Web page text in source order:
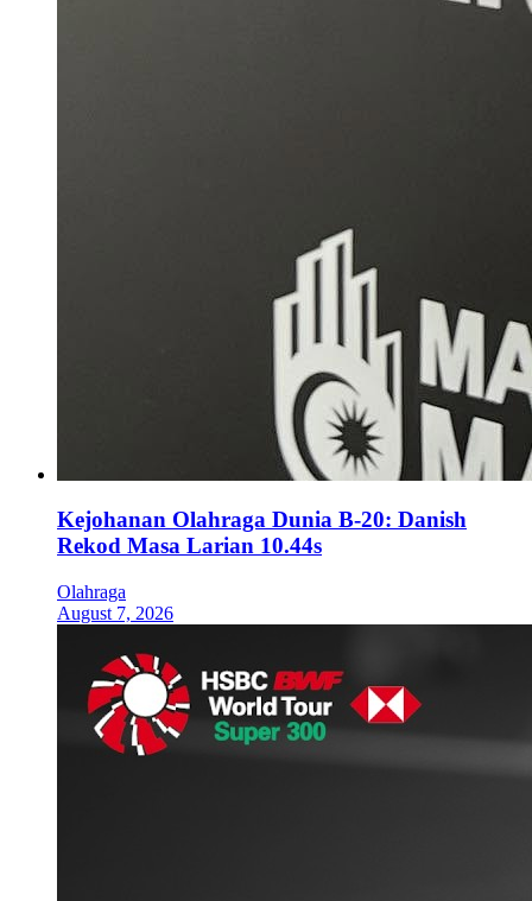
Kejohanan Olahraga Dunia B-20: Danish
Rekod Masa Larian 10.44s
Olahraga
August 7, 2026